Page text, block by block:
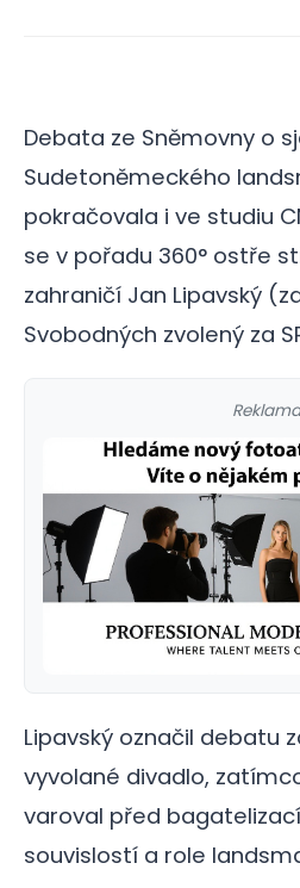
Debata ze Sněmovny o
Sudetoněmeckého
pokračovala i ve studiu
se v pořadu 360° ostře
zahraničí Jan Lipavský
Svobodných zvolený za
Reklama
Lipavský označil debatu
vyvolané divadlo,
varoval před
souvislostí a role